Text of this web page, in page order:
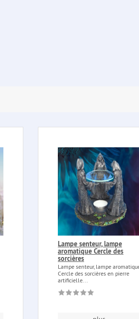
Lampe senteur, lampe
aromatique Cercle des
sorcières
Lampe senteur, lampe
Cercle des sorcières en pierre
artificielle...